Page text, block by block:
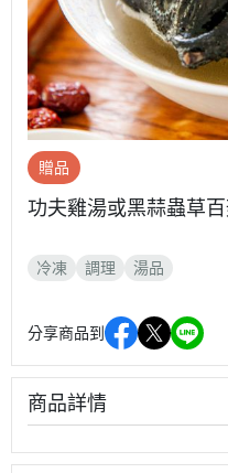
贈品
功夫雞湯或黑蒜蟲草
冷凍 調理 湯品
分享商品到
商品詳情